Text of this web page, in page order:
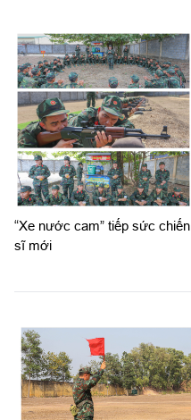
“Xe nước cam” tiếp sức chiến
sĩ mới